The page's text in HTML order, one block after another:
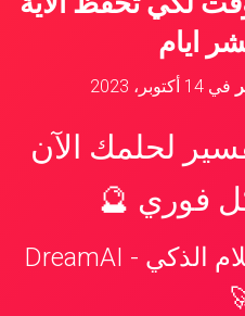
ق
ايام
في14 أكتوبر، 2023
لحلمك الآن
فوري 🔮
📱 تطبيق تفسير الأحلام الذكي - DreamAI